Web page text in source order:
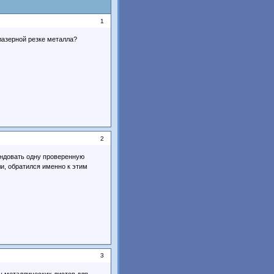
1
резке металла?
2
одну проверенную
обратился именно к этим
3